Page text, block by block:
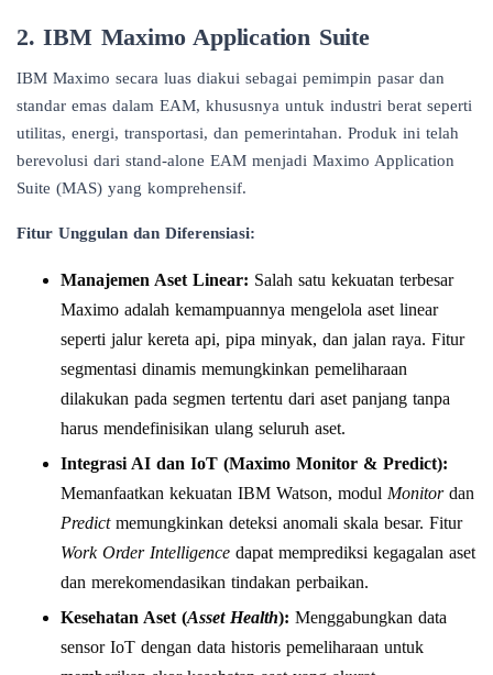
2. IBM Maximo Application Suite
IBM Maximo secara luas diakui sebagai pemimpin pasar dan
standar emas dalam EAM, khususnya untuk industri berat seperti
utilitas, energi, transportasi, dan pemerintahan. Produk ini telah
berevolusi dari stand-alone EAM menjadi Maximo Application
Suite (MAS) yang komprehensif.
Fitur Unggulan dan Diferensiasi:
Manajemen Aset Linear: Salah satu kekuatan terbesar
Maximo adalah kemampuannya mengelola aset linear
seperti jalur kereta api, pipa minyak, dan jalan raya. Fitur
segmentasi dinamis memungkinkan pemeliharaan
dilakukan pada segmen tertentu dari aset panjang tanpa
harus mendefinisikan ulang seluruh aset.
Integrasi AI dan IoT (Maximo Monitor & Predict):
Memanfaatkan kekuatan IBM Watson, modul Monitordan
Predictmemungkinkan deteksi anomali skala besar. Fitur
Work Order Intelligence dapat memprediksi kegagalan aset
dan merekomendasikan tindakan perbaikan.
Kesehatan Aset (Asset Health): Menggabungkan data
sensor IoT dengan data historis pemeliharaan untuk